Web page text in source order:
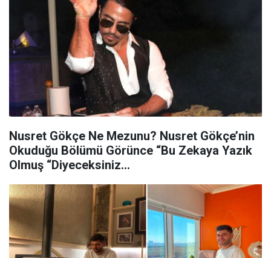
Nusret Gökçe Ne Mezunu? Nusret Gökçe’nin
Okuduğu Bölümü Görünce “Bu Zekaya Yazık
Olmuş “Diyeceksiniz...